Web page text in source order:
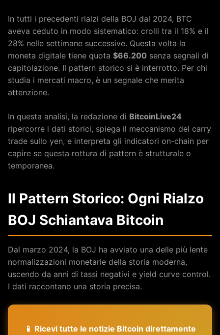
In tutti i precedenti rialzi della BOJ dal 2024, BTC
aveva ceduto in modo sistematico: crolli tra il 18% e il
28% nelle settimane successive. Questa volta la
moneta digitale tiene quota $66.200 senza segnali di
capitolazione. Il pattern storico si è interrotto. Per chi
studia i mercati macro, è un segnale che merita
attenzione.
In questa analisi, la redazione di BitcoinLive24
ripercorre i dati storici, spiega il meccanismo del carry
trade sullo yen, e interpreta gli indicatori on-chain per
capire se questa rottura di pattern è strutturale o
temporanea.
Il Pattern Storico: Ogni Rialzo
BOJ Schiantava Bitcoin
Dal marzo 2024, la BOJ ha avviato una delle più lente
normalizzazioni monetarie della storia moderna,
uscendo da anni di tassi negativi e yield curve control.
I dati raccontano una storia precisa.
📱 Ricevi tutte le notizie Bitcoin direttamente